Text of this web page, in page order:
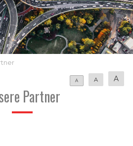
A A A
Partner